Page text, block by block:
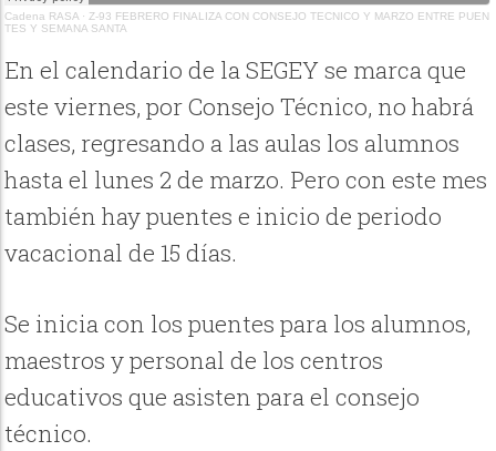
Cadena RASA · Z-93 FEBRERO FINALIZA CON CONSEJO TECNICO Y MARZO ENTRE PUEN
TES Y SEMANA SANTA
En el calendario de la SEGEY se marca que
este viernes, por Consejo Técnico, no habrá
clases, regresando a las aulas los alumnos
hasta el lunes 2 de marzo. Pero con este mes
también hay puentes e inicio de periodo
vacacional de 15 días.
Se inicia con los puentes para los alumnos,
maestros y personal de los centros
educativos que asisten para el consejo
técnico.